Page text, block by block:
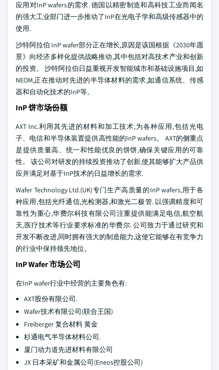
应用对InP wafers的需求. 德国以精密制造和高科技工业而闻名
的强大工业部门进一步推动了InP在光电子学和高级传感器中的
使用.
沙特阿拉伯 InP wafer部分正在增长,原因是该国根据《2030年愿
景》向经济多样化提供战略推动,其中包括对高技术产业和创新
的投资。 沙特阿拉伯日益重视开发智能城市和基础设施项目,如
NEOM,正在推动对先进的半导体材料的需求,如通信系统、传感
器和自动化技术的InP等。
InP 饼市场份额
AXT Inc.利用其先进的材料和加工技术,为各种应用,包括光电
子、电信和半导体装置提供高性能的InP wafers。 AXT的侧重点
是提供质量高、统一和性能优良的饼饼,确保关键应用的可靠
性。 该公司对研发的持续投资推动了创新,使其能够扩大产品供
应并满足对基于InP技术的日益增长的需求.
Wafer Technology Ltd.(UK)专门生产高质量的InP wafers,用于各
种应用,包括光纤通信,光检测器,和激光二极管. 以强调精度和可
靠性为重心,华费尔科技有限公司注重提供能满足电信,航空航
天,医疗技术等行业要求标准的华费尔. 公司致力于通过研究和
开发不断改进,同时拥有强大的制造能力,这使它能够在有竞争力
的行业中保持领先地位。
InP Wafer 市场公司
在InP wafer行业中经营的主要角色有:
AXT股份有限公司.
Wafer技术有限公司(联合王国)
Freiberger 复合材料 黄金
杉通电气半导体材料公司.
厦门动力道先进材料有限公司
JX 日本采矿和金属公司(Eneos控股公司)